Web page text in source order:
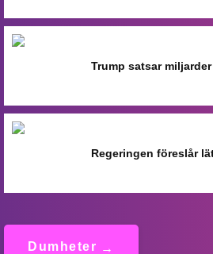
Trump satsar
Regeringen föreslår
Dumheter